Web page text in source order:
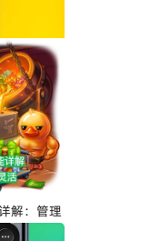
全新设
体验提
解：管理